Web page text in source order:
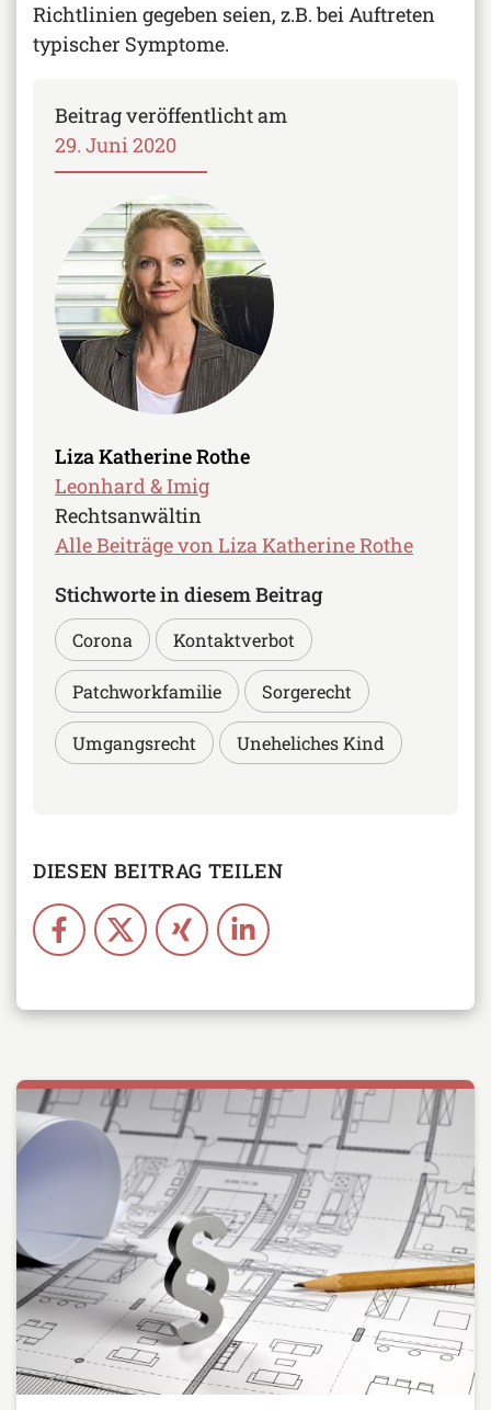
Richtlinien gegeben seien, z.B. bei Auftreten
typischer Symptome.
Beitrag veröffentlicht am
29. Juni 2020
Liza Katherine Rothe
Leonhard & Imig
Rechtsanwältin
Alle Beiträge von Liza Katherine Rothe
Stichworte in diesem Beitrag
Corona Kontaktverbot
Patchworkfamilie Sorgerecht
Umgangsrecht Uneheliches Kind
DIESEN BEITRAG TEILEN